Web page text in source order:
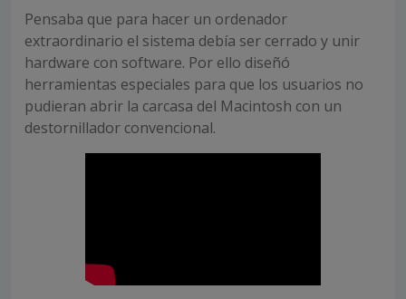
Pensaba que para hacer un ordenador
extraordinario el sistema debía ser cerrado y unir
hardware con software. Por ello diseñó
herramientas especiales para que los usuarios no
pudieran abrir la carcasa del Macintosh con un
destornillador convencional.